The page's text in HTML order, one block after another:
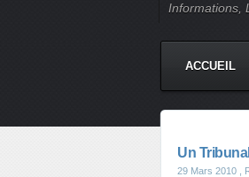
Informations,
ACCUEIL
Un
29 Mars 2010 ,